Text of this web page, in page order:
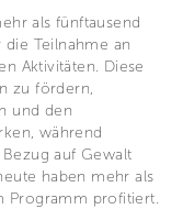
als fünftausend
Teilnahme an
Aktivitäten. Diese
zu fördern,
und den
während
auf Gewalt
haben mehr als
Programm profitiert.